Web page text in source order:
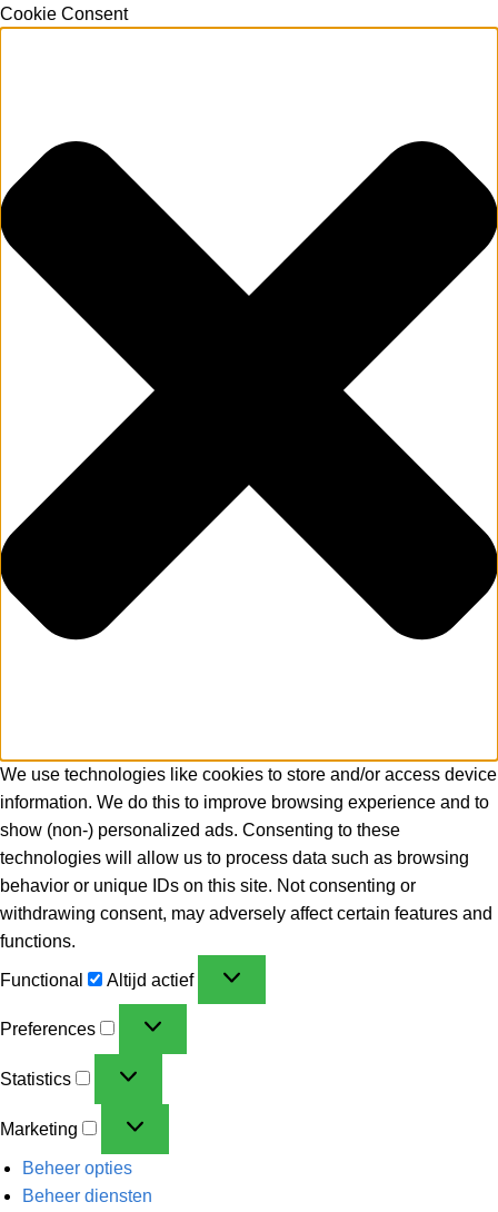
Cookie Consent
We use technologies like cookies to store and/or access device
information. We do this to improve browsing experience and to
show (non-) personalized ads. Consenting to these
technologies will allow us to process data such as browsing
behavior or unique IDs on this site. Not consenting or
withdrawing consent, may adversely affect certain features and
functions.
Functional Altijd actief
Preferences
Statistics
Marketing
Beheer opties
Beheer diensten